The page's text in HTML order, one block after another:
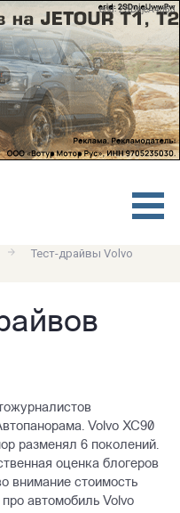
erid: 2SDnjeA4q63
Тест-драйвы Volvo
Volvo XC90
разменял 6 поколений.
оценка блогеров
внимание стоимость
автомобиль Volvo